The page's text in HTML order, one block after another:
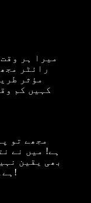
میرا ہر
رائٹر
مؤثر
کہیں کم
مجھے تو
ہے! میں نے
بھی یقین
ہے۔ یہ واقعی ہر پیسے کے قابل ہے!